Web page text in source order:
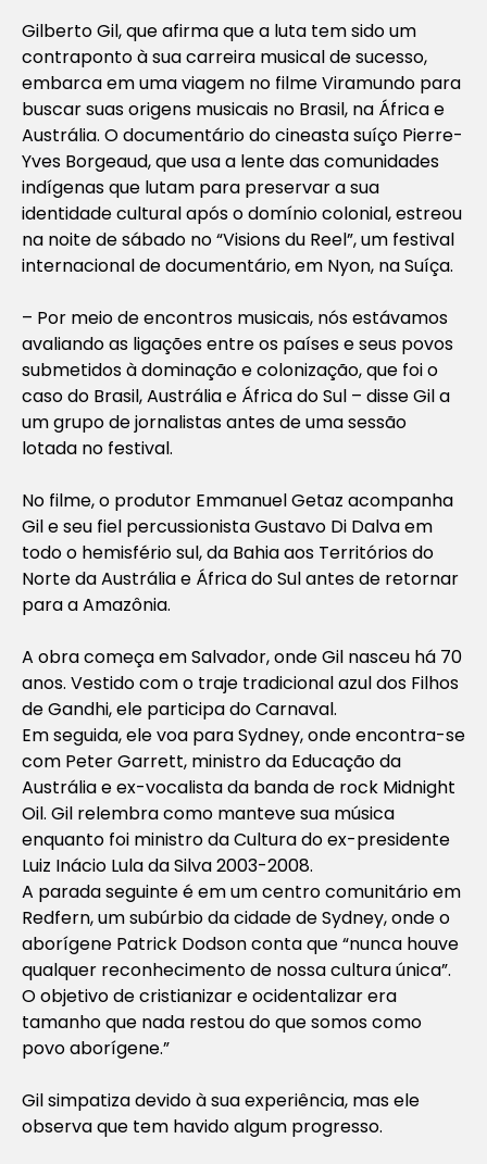
Gilberto Gil, que afirma que a luta tem sido um
contraponto à sua carreira musical de sucesso,
embarca em uma viagem no filme Viramundo para
buscar suas origens musicais no Brasil, na África e
Austrália. O documentário do cineasta suíço Pierre-
Yves Borgeaud, que usa a lente das comunidades
indígenas que lutam para preservar a sua
identidade cultural após o domínio colonial, estreou
na noite de sábado no “Visions du Reel”, um festival
internacional de documentário, em Nyon, na Suíça.
– Por meio de encontros musicais, nós estávamos
avaliando as ligações entre os países e seus povos
submetidos à dominação e colonização, que foi o
caso do Brasil, Austrália e África do Sul – disse Gil a
um grupo de jornalistas antes de uma sessão
lotada no festival.
No filme, o produtor Emmanuel Getaz acompanha
Gil e seu fiel percussionista Gustavo Di Dalva em
todo o hemisfério sul, da Bahia aos Territórios do
Norte da Austrália e África do Sul antes de retornar
para a Amazônia.
A obra começa em Salvador, onde Gil nasceu há 70
anos. Vestido com o traje tradicional azul dos Filhos
de Gandhi, ele participa do Carnaval.
Em seguida, ele voa para Sydney, onde encontra-se
com Peter Garrett, ministro da Educação da
Austrália e ex-vocalista da banda de rock Midnight
Oil. Gil relembra como manteve sua música
enquanto foi ministro da Cultura do ex-presidente
Luiz Inácio Lula da Silva 2003-2008.
A parada seguinte é em um centro comunitário em
Redfern, um subúrbio da cidade de Sydney, onde o
aborígene Patrick Dodson conta que “nunca houve
qualquer reconhecimento de nossa cultura única”.
O objetivo de cristianizar e ocidentalizar era
tamanho que nada restou do que somos como
povo aborígene.”
Gil simpatiza devido à sua experiência, mas ele
observa que tem havido algum progresso.